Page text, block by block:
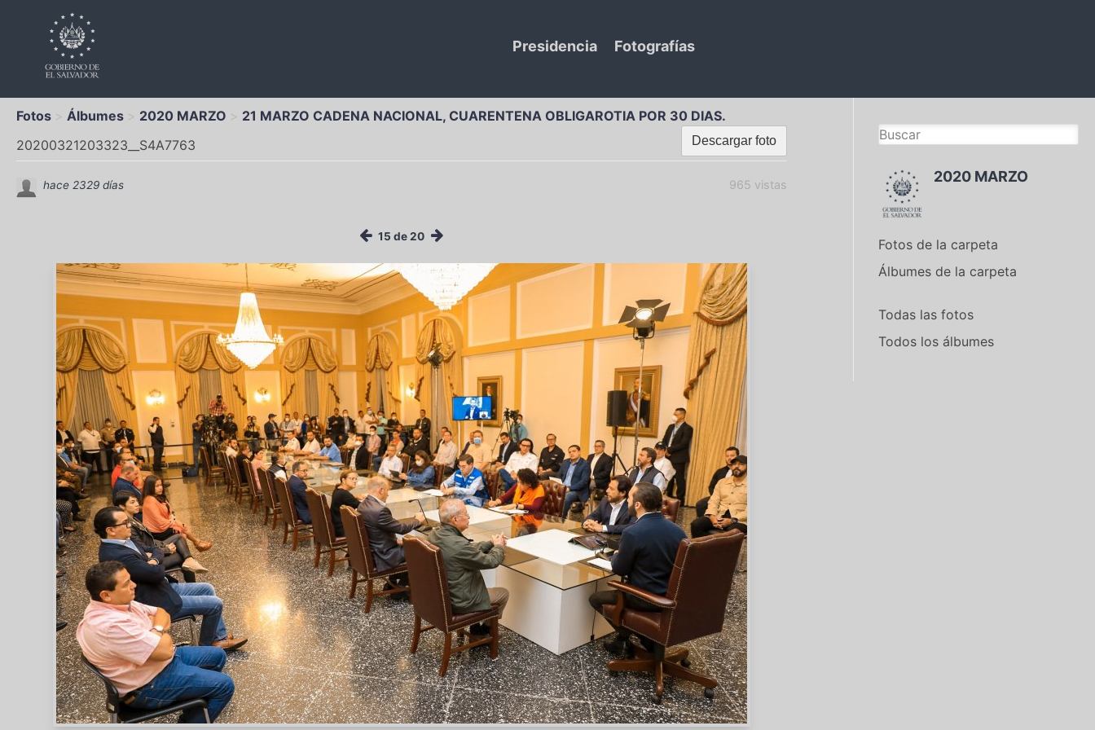
Presidencia Fotografías
Fotos Álbumes 2020 MARZO 21 MARZO CADENA NACIONAL, CUARENTENA OBLIGAROTIA POR 30 DIAS.
Descargar foto
20200321203323__S4A7763
965 vistas
hace 2329 días
15 de 20
2020 MARZO
Fotos de la carpeta
Álbumes de la carpeta
Todas las fotos
Todos los álbumes